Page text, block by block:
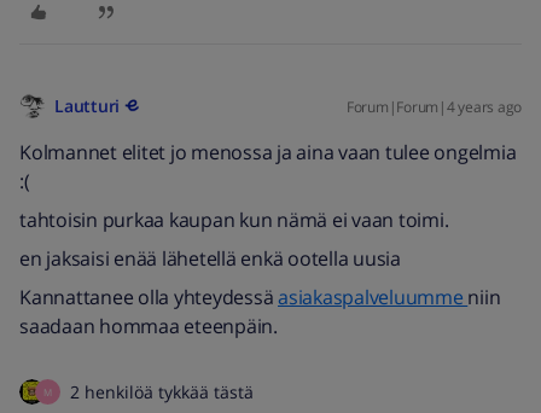
Lautturi Forum|Forum|4 years ago
Kolmannet elitet jo menossa ja aina vaan tulee ongelmia
:(
tahtoisin purkaa kaupan kun nämä ei vaan toimi.
en jaksaisi enää lähetellä enkä ootella uusia
Kannattanee olla yhteydessäasiakaspalveluumme niin
saadaan hommaa eteenpäin.
M 2 henkilöä tykkää tästä